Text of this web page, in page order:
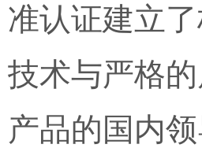
准认证建立
技术与严格
产品的国内